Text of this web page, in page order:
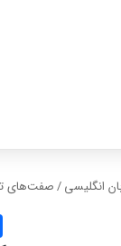
انگلیسی/صفت‌های